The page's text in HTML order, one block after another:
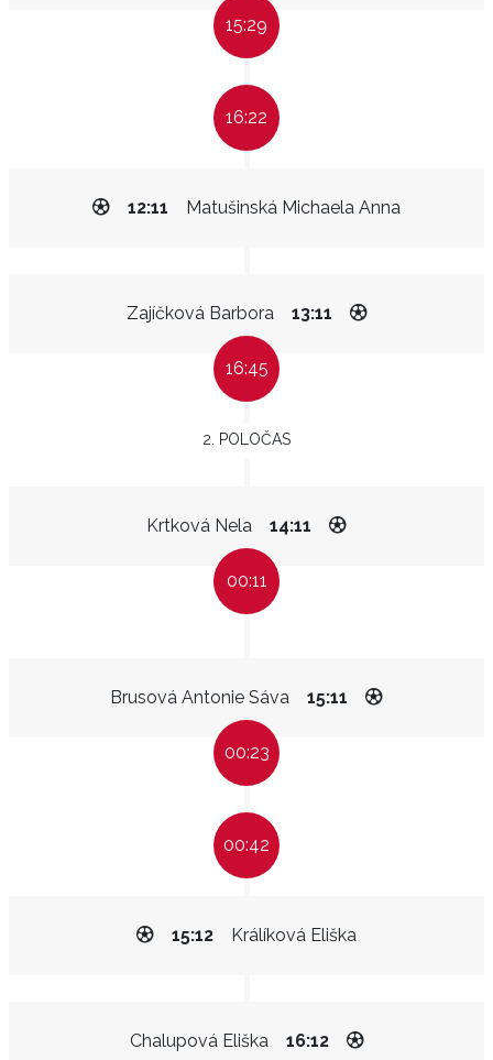
15:29
16:22
Matušinská Michaela Anna
12:11
Zajíčková Barbora 13:11
16:45
2. POLOČAS
Krtková Nela 14:11
00:11
Brusová Antonie Sáva 15:11
00:23
00:42
Králíková Eliška
15:12
Chalupová Eliška 16:12